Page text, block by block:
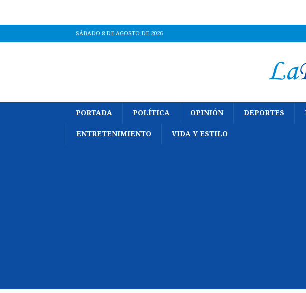
SÁBADO 8 DE AGOSTO DE 2026
PORTADA POLÍTICA OPINIÓN DEPORTES
ENTRETENIMIENTO VIDA Y ESTILO